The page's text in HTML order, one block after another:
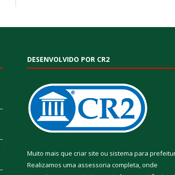
DESENVOLVIDO POR CR2
Muito mais que criar site ou sistema para
Realizamos uma assessoria completa, onde